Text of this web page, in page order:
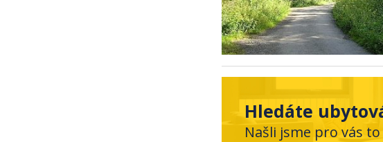
Hledáte
Našli jsme pro vás